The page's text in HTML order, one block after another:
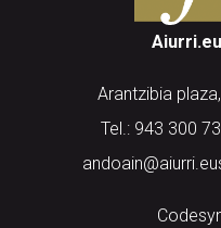
Arantzibia
Tel.: 943 300